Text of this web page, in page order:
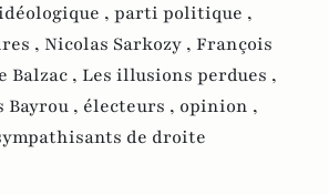
, parti politique ,
, Nicolas Sarkozy , François
Balzac , Les illusions perdues ,
Bayrou , électeurs , opinion ,
de droite